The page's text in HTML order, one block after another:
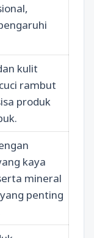
kulit
rambut
produk
kaya
mineral
penting